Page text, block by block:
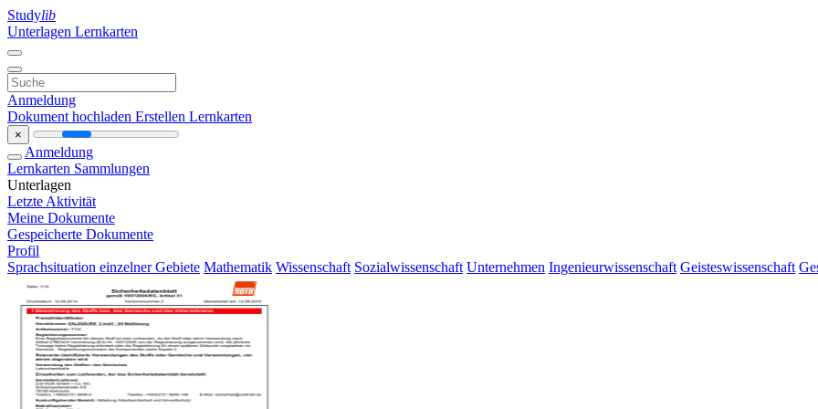
Studylib
Unterlagen Lernkarten
Anmeldung
Dokument hochladen Erstellen Lernkarten
×
Anmeldung
Lernkarten Sammlungen
Unterlagen
Letzte Aktivität
Meine Dokumente
Gespeicherte Dokumente
Profil
Sprachsituation einzelner Gebiete Mathematik Wissenschaft Sozialwissenschaft Unternehmen Ingenieurwissenschaft Geisteswissenschaft